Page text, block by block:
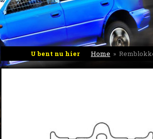
U bent nu hier Home »